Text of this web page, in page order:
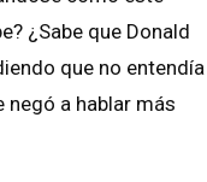
¿Sabe que Donald
que no entendía
a hablar más